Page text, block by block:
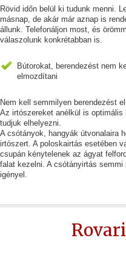
Rövid időn belül ki tudunk menni.
másnap, de akár már aznap is
állunk. Telefonáljon most, és
válaszolunk konkrétabban is.
Bútorokat, berendezést nem
elmozdítani
Nem kell semmilyen berendezést
Az irtószereket anélkül is optimális
tudjuk elhelyezni.
A csótányok, hangyák útvonalaira
irtószert. A poloskairtás esetében
csupán kénytelenek az ágyat
falat kezelni. A csótányirtás semmi
igényel.